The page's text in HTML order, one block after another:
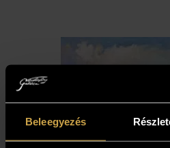
Beleegyezés